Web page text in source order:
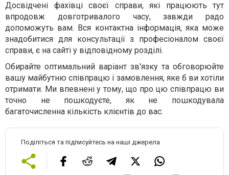
Досвідчені фахівці своєї справи, які працюють тут
впродовж довготривалого часу, завжди радо
допоможуть вам. Вся контактна інформація, яка може
знадобитися для консультації з професіоналом своєї
справи, є на сайті у відповідному розділі.
Обирайте оптимальний варіант зв'язку та обговорюйте
вашу майбутню співпрацю і замовлення, яке б ви хотіли
отримати. Ми впевнені у тому, що про цю співпрацю ви
точно не пошкодуєте, як не пошкодувала
багаточисленна кількість клієнтів до вас.
Поділіться та підписуйтесь на наші джерела